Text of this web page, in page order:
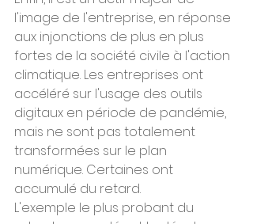
l'image de l'entreprise, en réponse
aux injonctions de plus en plus
fortes de la société civile à l'action
climatique. Les entreprises ont
accéléré sur l'usage des outils
digitaux en période de pandémie,
mais ne sont pas totalement
transformées sur le plan
numérique. Certaines ont
accumulé du retard.
L'exemple le plus probant du